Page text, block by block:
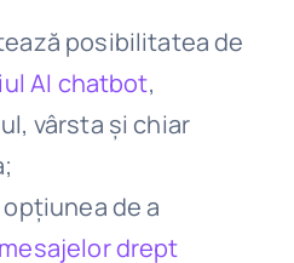
posibilitatea de
AI chatbot,
vârsta și chiar
de a
drept